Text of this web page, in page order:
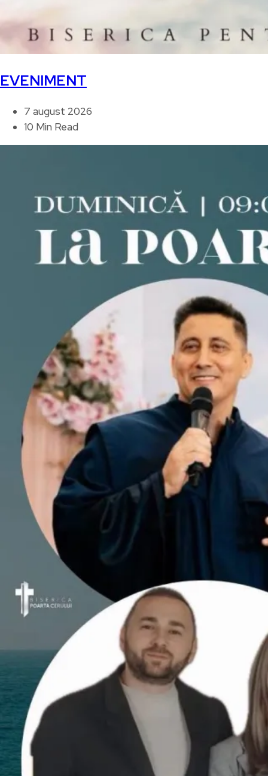
EVENIMENT
7 august 2026
10 Min Read